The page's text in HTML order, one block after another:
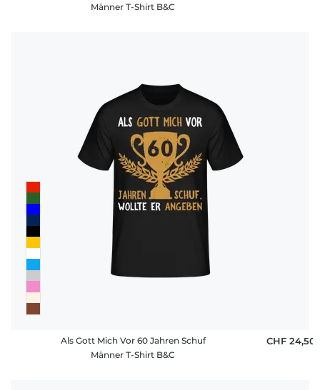
Männer T-Shirt B&C
Als Gott Mich Vor 60 Jahren Schuf
Männer T-Shirt B&C
CHF 24,50